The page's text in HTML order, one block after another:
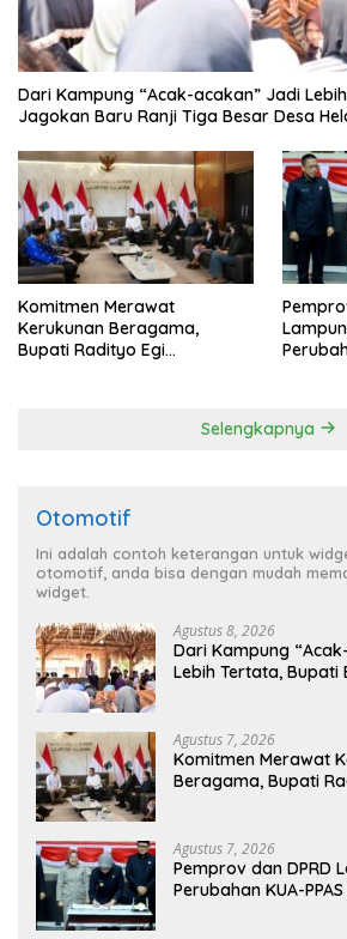
Dari Kampung “Acak-acakan” Jadi
Jagokan Baru Ranji Tiga Besar Desa
Komitmen Merawat
Kerukunan Beragama,
Bupati Radityo Egi
Selengkapnya
Otomotif
Ini adalah contoh keterangan untuk
otomotif, anda bisa dengan mudah
widget.
Agustus 8, 2026
Dari Kampung
Lebih Tertata,
Agustus 7, 2026
Komitmen Merawat
Beragama, Bupati
Agustus 7, 2026
Pemprov dan DPRD
Perubahan KUA-